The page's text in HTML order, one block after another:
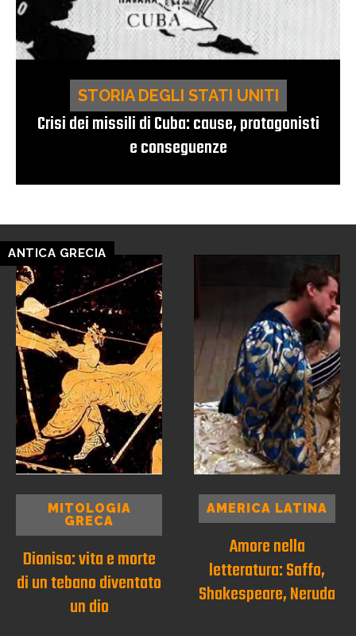
STORIA DEGLI STATI UNITI
Crisi dei missili di Cuba: cause, protagonisti
e conseguenze
ANTICA GRECIA
MITOLOGIA
GRECA
Dioniso: vita e morte
di un tebano diventato
un dio
AMERICA LATINA
Amore nella
letteratura: Saffo,
Shakespeare, Neruda